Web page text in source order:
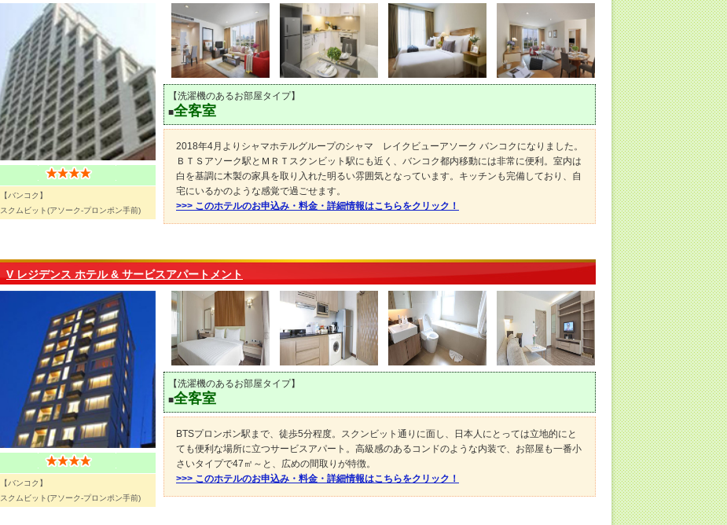
【バンコク】
スクムビット(アソーク-プロンポン手前)
【洗濯機のあるお部屋タイプ】
■全客室
2018年4月よりシャマホテルグループのシャマ レイクビューアソーク バンコクになりました。
ＢＴＳアソーク駅とＭＲＴスクンビット駅にも近く、バンコク都内移動には非常に便利。室内は
白を基調に木製の家具を取り入れた明るい雰囲気となっています。キッチンも完備しており、自
宅にいるかのような感覚で過ごせます。
>>> このホテルのお申込み・料金・詳細情報はこちらをクリック！
V レジデンス ホテル & サービスアパートメント
【バンコク】
スクムビット(アソーク-プロンポン手前)
【洗濯機のあるお部屋タイプ】
■全客室
BTSプロンポン駅まで、徒歩5分程度。スクンビット通りに面し、日本人にとっては立地的にと
ても便利な場所に立つサービスアパート。高級感のあるコンドのような内装で、お部屋も一番小
さいタイプで47㎡～と、広めの間取りが特徴。
>>> このホテルのお申込み・料金・詳細情報はこちらをクリック！